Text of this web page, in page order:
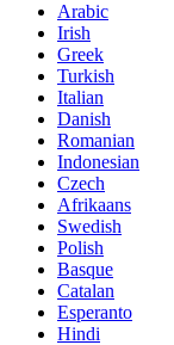
Arabic
Irish
Greek
Turkish
Italian
Danish
Romanian
Indonesian
Czech
Afrikaans
Swedish
Polish
Basque
Catalan
Esperanto
Hindi